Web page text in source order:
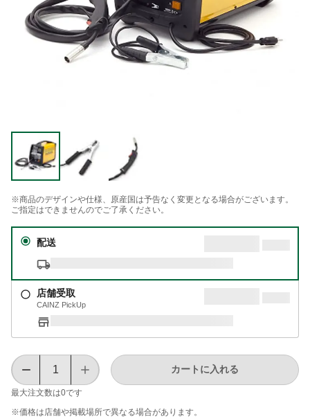
※商品のデザインや仕様、原産国は予告なく変更となる場合がございます。
ご指定はできませんのでご了承ください。
配送
店舗受取
CAINZ PickUp
最大注文数は0です
カートに入れる
※価格は​店舗や​掲載場所で​異なる​場合が​あります。